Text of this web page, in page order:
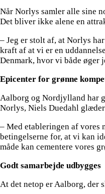
Når Norlys samler alle sine
Det bliver ikke alene en
– Jeg er stolt af, at Norlys
kraft af at vi er en
Denmark, hvor vi både øger
Epicenter for grønne
Aalborg og Nordjylland har
Norlys, Niels Duedahl
– Med etableringen af vores
betingelserne for, at vi kan
måde kan cementere vores
Godt samarbejde udbygges
At det netop er Aalborg, der